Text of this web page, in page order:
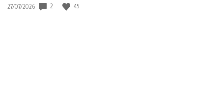
Data
27/07/2026 2 45